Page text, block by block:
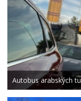
Autobus arabských